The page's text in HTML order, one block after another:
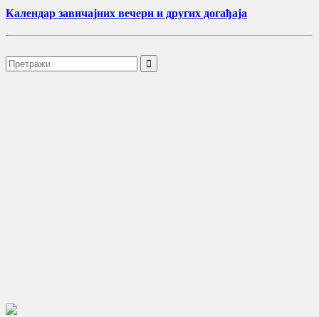
Календар завичајних вечери и других догађаја